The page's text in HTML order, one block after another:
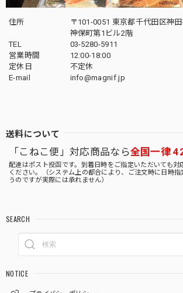
住所
〒101-0051 東京都千代田区神
神保町第1ビル2階
TEL
03-5280-5911
営業時間
12:00-18:00
定休日
不定休
E-mail
info@magnif.jp
送料について
「こねこ便」対応商品なら全国一律
配達はポスト投函です。到着日時をご指定いただいても対
ください。（システム上の都合により、ご注文時に日時
うのですが実際には承れません）
SEARCH
NOTICE